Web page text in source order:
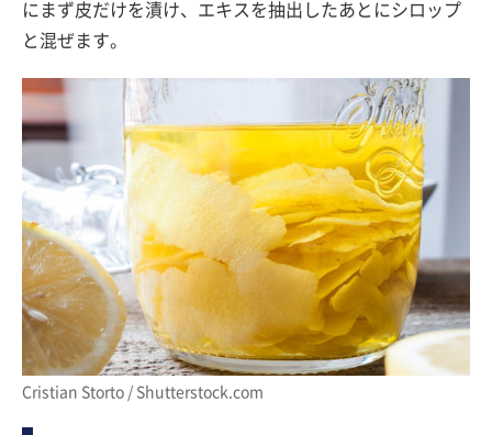
にまず皮だけを漬け、エキスを抽出したあとにシロップ
と混ぜます。
Cristian Storto / Shutterstock.com